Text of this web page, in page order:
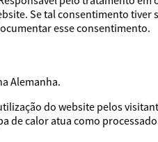
Se tal consentimento tiver
esse consentimento.
Alemanha.
do website pelos
de calor atua como